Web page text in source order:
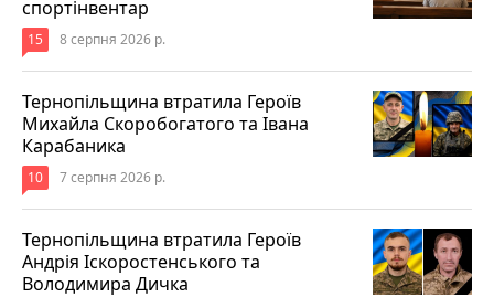
спортінвентар
15 8 серпня 2026 р.
Тернопільщина втратила Героїв
Михайла Скоробогатого та Івана
Карабаника
10 7 серпня 2026 р.
Тернопільщина втратила Героїв
Андрія Іскоростенського та
Володимира Дичка